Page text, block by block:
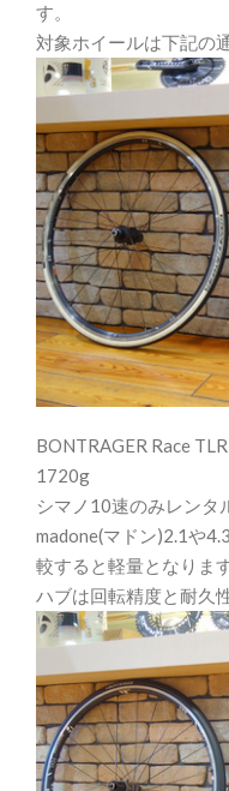
す。
対象ホイールは下記の
BONTRAGER Race
1720g
シマノ10速のみレンタ
madone(マドン)2.1や
較すると軽量となります
ハブは回転精度と耐久